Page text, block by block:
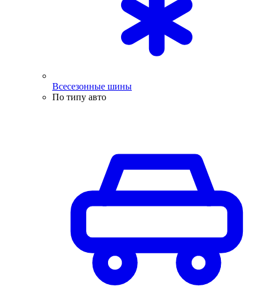
Всесезонные шины
По типу авто